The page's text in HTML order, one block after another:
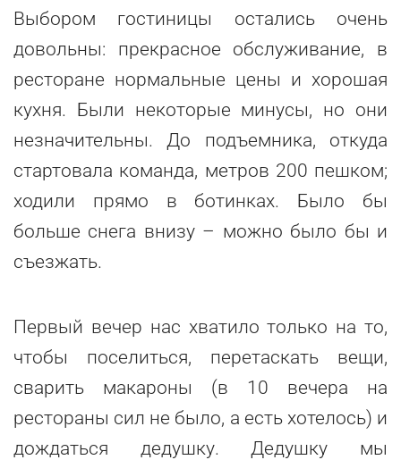
Выбором гостиницы остались очень
довольны: прекрасное обслуживание, в
ресторане нормальные цены и хорошая
кухня. Были некоторые минусы, но они
незначительны. До подъемника, откуда
стартовала команда, метров 200 пешком;
ходили прямо в ботинках. Было бы
больше снега внизу – можно было бы и
съезжать.
Первый вечер нас хватило только на то,
чтобы поселиться, перетаскать вещи,
сварить макароны (в 10 вечера на
рестораны сил не было, а есть хотелось) и
дождаться дедушку. Дедушку мы